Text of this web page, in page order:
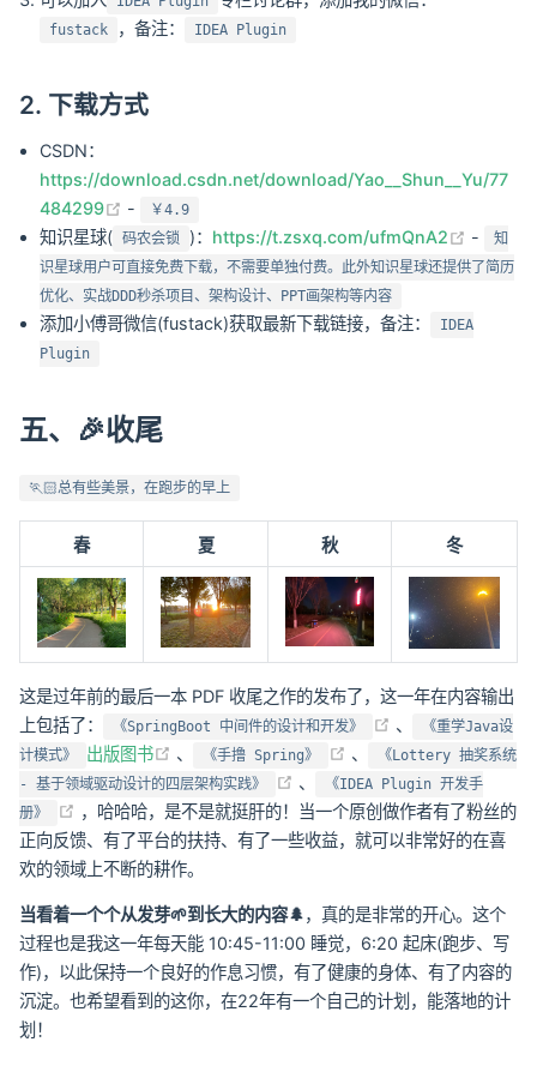
fustack ，备注： IDEA Plugin
2. 下载方式
CSDN：
https://download.csdn.net/download/Yao__Shun__Yu/77
484299
(opens new window)
- ￥4.9
知识星球( 码农会锁 )： https://t.zsxq.com/ufmQnA2 (opens
-
知
识星球用户可直接免费下载，不需要单独付费。此外知识星球还提供了简历
优化、实战DDD秒杀项目、架构设计、PPT画架构等内容
添加小傅哥微信(fustack)获取最新下载链接，备注：
IDEA
Plugin
五、🎉收尾
🏃🏻总有些美景，在跑步的早上
春 夏 秋 冬
这是过年前的最后一本 PDF 收尾之作的发布了，这一年在内容输出
上包括了：
《SpringBoot 中间件的设计和开发》 (opens new
、
《重学Java设
计模式》
出版图书 (opens new window)
、 《手撸 Spring》 (opens new window)
、
《Lottery 抽奖系统
- 基于领域驱动设计的四层架构实践》
(opens new window)
、
《IDEA Plugin 开发手
册》
(opens new window)
，哈哈哈，是不是就挺肝的！当一个原创做作者有了粉丝的
正向反馈、有了平台的扶持、有了一些收益，就可以非常好的在喜
欢的领域上不断的耕作。
当看着一个个从发芽🌱到长大的内容🌲，真的是非常的开心。这个
过程也是我这一年每天能 10:45-11:00 睡觉，6:20 起床(跑步、写
作)，以此保持一个良好的作息习惯，有了健康的身体、有了内容的
沉淀。也希望看到的这你，在22年有一个自己的计划，能落地的计
划！